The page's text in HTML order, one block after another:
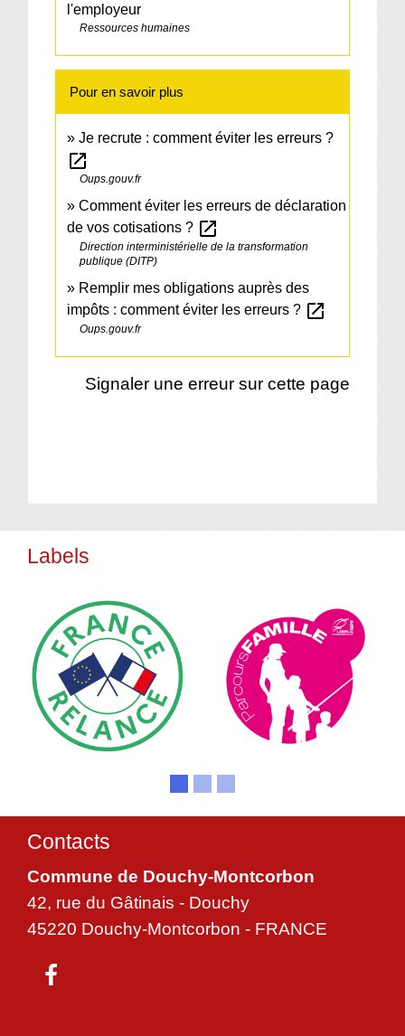
l'employeur
Ressources humaines
Pour en savoir plus
Je recrute : comment éviter les erreurs ?
open_in_new
Oups.gouv.fr
Comment éviter les erreurs de déclaration
de vos cotisations ? open_in_new
Direction interministérielle de la transformation
publique (DITP)
Remplir mes obligations auprès des
impôts : comment éviter les erreurs ? open_in_new
Oups.gouv.fr
Signaler une erreur sur cette page
Labels
Contacts
Commune de Douchy-Montcorbon
42, rue du Gâtinais - Douchy
45220 Douchy-Montcorbon - FRANCE